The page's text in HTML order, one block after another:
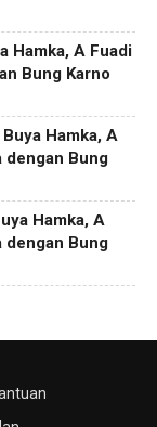
Hamka, A Fuadi
Bung Karno
Hamka, A
dengan Bung
Hamka, A
dengan Bung